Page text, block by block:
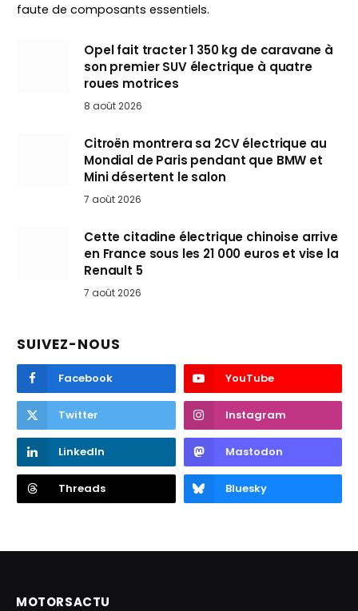
faute de composants essentiels.
Opel fait tracter 1 350 kg de caravane à
son premier SUV électrique à quatre
roues motrices
8 août 2026
Citroën montrera sa 2CV électrique au
Mondial de Paris pendant que BMW et
Mini désertent le salon
7 août 2026
Cette citadine électrique chinoise arrive
en France sous les 21 000 euros et vise la
Renault 5
7 août 2026
SUIVEZ-NOUS
Facebook YouTube
Twitter Instagram
LinkedIn Mastodon
Threads Bluesky
MOTORSACTU